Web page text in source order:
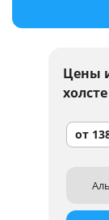
Цены
холсте
от